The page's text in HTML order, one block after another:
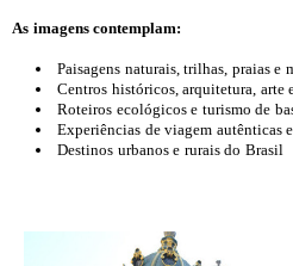
As imagens contemplam:
Paisagens naturais, trilhas, praias e
Centros históricos, arquitetura, arte
Roteiros ecológicos e turismo de
Experiências de viagem autênticas
Destinos urbanos e rurais do Brasil